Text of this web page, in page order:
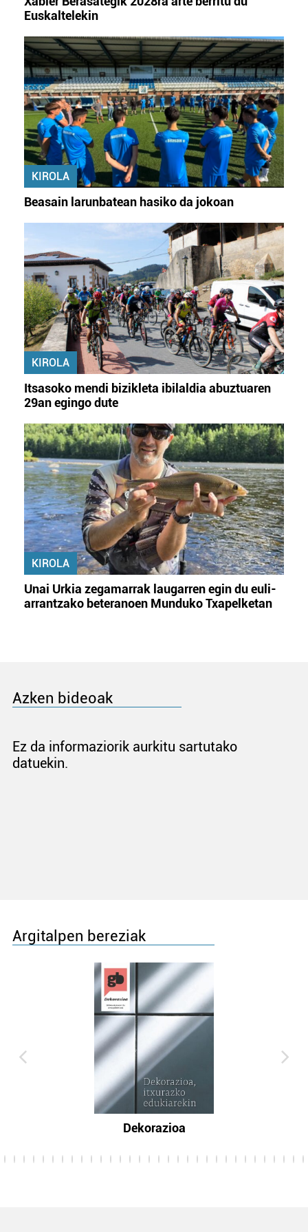
Euskaltelekin
KIROLA
Beasain larunbatean hasiko da jokoan
KIROLA
Itsasoko mendi bizikleta ibilaldia abuztuaren
29an egingo dute
KIROLA
Unai Urkia zegamarrak laugarren egin du euli-
arrantzako beteranoen Munduko Txapelketan
Azken bideoak
Ez da informaziorik aurkitu sartutako
datuekin.
Argitalpen bereziak
Dekorazioa